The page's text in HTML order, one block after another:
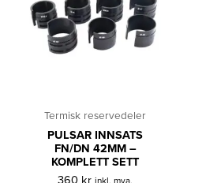
Termisk reservedeler
PULSAR INNSATS
FN/DN 42MM –
KOMPLETT SETT
360 kr inkl. mva.